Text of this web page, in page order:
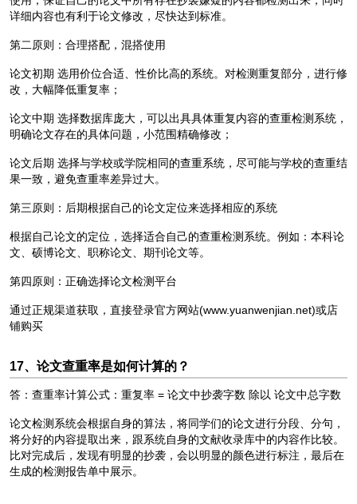
详细内容也有利于论文修改，尽快达到标准。
第二原则：合理搭配，混搭使用
论文初期 选用价位合适、性价比高的系统。对检测重复部分，进行修
改，大幅降低重复率；
论文中期 选择数据库庞大，可以出具具体重复内容的查重检测系统，
明确论文存在的具体问题，小范围精确修改；
论文后期 选择与学校或学院相同的查重系统，尽可能与学校的查重结
果一致，避免查重率差异过大。
第三原则：后期根据自己的论文定位来选择相应的系统
根据自己论文的定位，选择适合自己的查重检测系统。例如：本科论
文、硕博论文、职称论文、期刊论文等。
第四原则：正确选择论文检测平台
通过正规渠道获取，直接登录官方网站(www.yuanwenjian.net)或店
铺购买
17、论文查重率是如何计算的？
答：查重率计算公式：重复率 = 论文中抄袭字数 除以 论文中总字数
论文检测系统会根据自身的算法，将同学们的论文进行分段、分句，
将分好的内容提取出来，跟系统自身的文献收录库中的内容作比较。
比对完成后，发现有明显的抄袭，会以明显的颜色进行标注，最后在
生成的检测报告单中展示。